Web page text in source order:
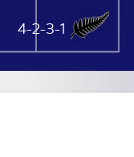
Neuseeland
4-2-3-1